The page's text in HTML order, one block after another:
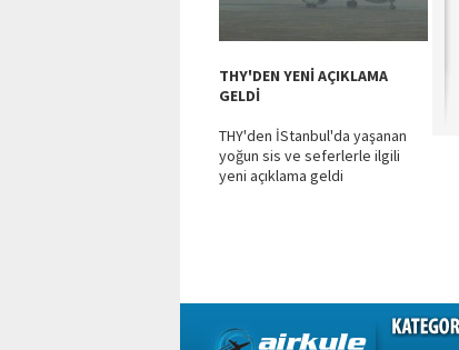
THY'DEN YENİ AÇIKLAMA
GELDİ
THY'den İStanbul'da yaşanan
yoğun sis ve seferlerle ilgili
yeni açıklama geldi